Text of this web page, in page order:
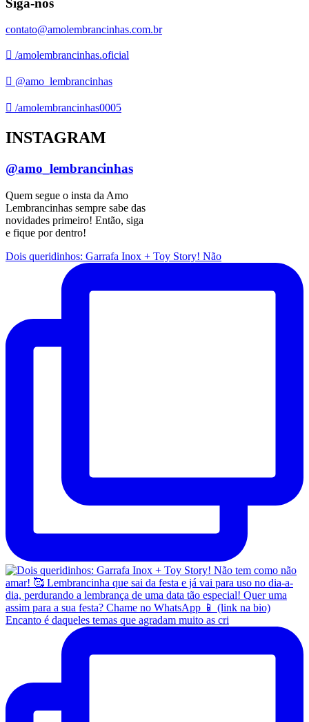
contato@amolembrancinhas.com.br
/amolembrancinhas.oficial
@amo_lembrancinhas
/amolembrancinhas0005
INSTAGRAM
@amo_lembrancinhas
Quem segue o insta da Amo
Lembrancinhas sempre sabe das
novidades primeiro! Então, siga
e fique por dentro!
Dois queridinhos: Garrafa Inox + Toy Story! Não
Encanto é daqueles temas que agradam muito as cri